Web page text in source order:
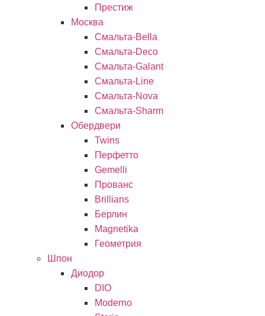
Престиж
Москва
Смальта-Bella
Смальта-Deco
Смальта-Galant
Смальта-Line
Смальта-Nova
Смальта-Sharm
Обердвери
Twins
Перфетто
Gemelli
Прованс
Brillians
Берлин
Magnetika
Геометрия
Шпон
Диодор
DIO
Moderno